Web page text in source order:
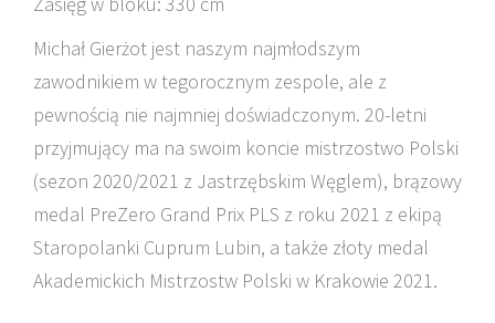
Michał Gierżot jest naszym najmłodszym
zawodnikiem w tegorocznym zespole, ale z
pewnością nie najmniej doświadczonym. 20-letni
przyjmujący ma na swoim koncie mistrzostwo Polski
(sezon 2020/2021 z Jastrzębskim Węglem), brązowy
medal PreZero Grand Prix PLS z roku 2021 z ekipą
Staropolanki Cuprum Lubin, a także złoty medal
Akademickich Mistrzostw Polski w Krakowie 2021.